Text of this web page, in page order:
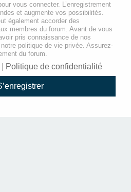
vous connecter. L’enregistrement
et augmente vos possibilités.
également accorder des
membres du forum. Avant de vous
pris connaissance de nos
politique de vie privée. Assurez-
du forum.
Politique de confidentialité